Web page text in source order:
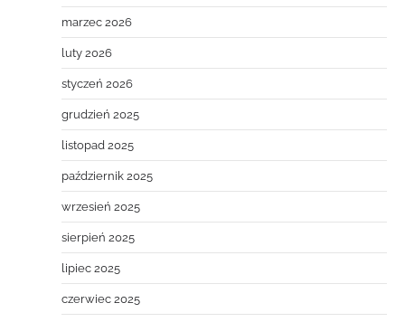
marzec 2026
luty 2026
styczeń 2026
grudzień 2025
listopad 2025
październik 2025
wrzesień 2025
sierpień 2025
lipiec 2025
czerwiec 2025